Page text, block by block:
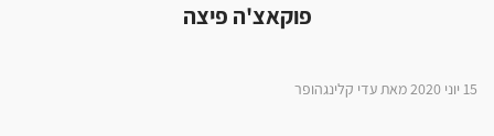
פוקאצ'ה פיצה
15 יוני 2020 מאת עדי קלינגהופר